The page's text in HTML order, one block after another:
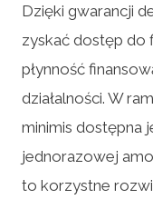
Dzięki gwarancji
zyskać dostęp do
płynność
działalności. W
minimis dostępna
jednorazowej
to korzystne